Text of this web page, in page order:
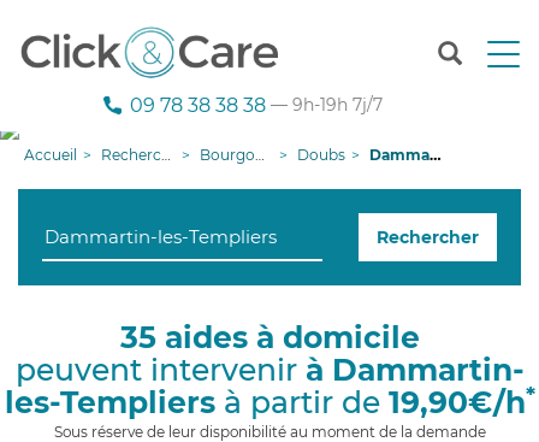
T
n
g
i
o
n
09 78 38 38 38 — 9h-19h 7j/7
Accueil Recherche aide à domicile Bourgogne-Franche-Comté Doubs Dammartin-les-Templiers
Rechercher
35 aides à domicile
peuvent intervenir à Dammartin-
les-Templiersà partir de 19,90€/h*
Sous réserve de leur disponibilité au moment de la demande